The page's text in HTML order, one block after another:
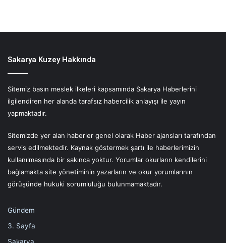
Sakarya Kuzey Hakkında
Sitemiz basın meslek ilkeleri kapsamında Sakarya Haberlerini
ilgilendiren her alanda tarafsız habercilik anlayışı ile yayın
yapmaktadır.
Sitemizde yer alan haberler genel olarak Haber ajansları tarafından
servis edilmektedir. Kaynak göstermek şartı ile haberlerimizin
kullanılmasında bir sakınca yoktur. Yorumlar okurların kendilerini
bağlamakta site yönetiminin yazarların ve okur yorumlarının
görüşünde hukuki sorumluluğu bulunmamaktadır.
Gündem
3. Sayfa